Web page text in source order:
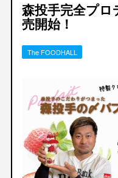
森投手完全プ
売開始！
The FOODHALL